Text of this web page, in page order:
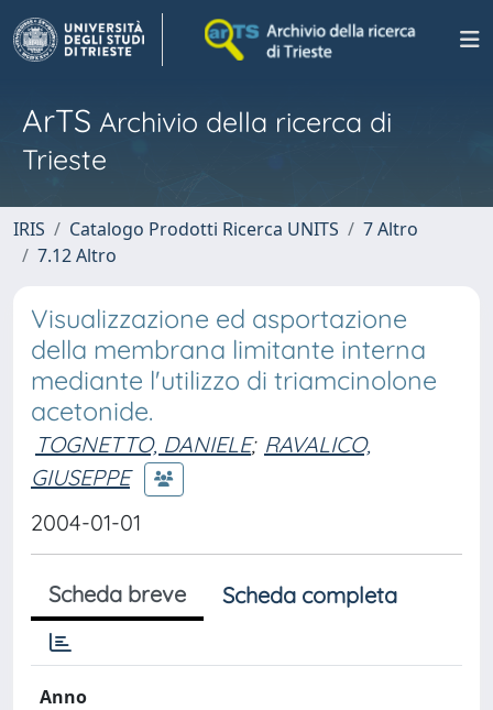
ArTS Archivio della ricerca di
Trieste
IRIS Catalogo Prodotti Ricerca UNITS
7 Altro
7.12 Altro
Visualizzazione ed asportazione
della membrana limitante interna
mediante l'utilizzo di triamcinolone
acetonide.
TOGNETTO, DANIELE; RAVALICO,
GIUSEPPE
2004-01-01
Scheda breve Scheda completa
Anno